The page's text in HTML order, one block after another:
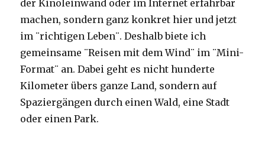
der Kinoleinwand oder im Internet erfahrbar
machen, sondern ganz konkret hier und jetzt
im ¨richtigen Leben¨. Deshalb biete ich
gemeinsame ¨Reisen mit dem Wind¨ im ¨Mini-
Format¨ an. Dabei geht es nicht hunderte
Kilometer übers ganze Land, sondern auf
Spaziergängen durch einen Wald, eine Stadt
oder einen Park.